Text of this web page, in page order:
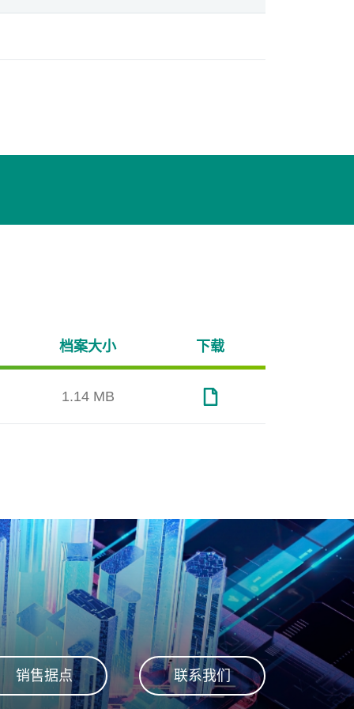
档案大小 下载
1.14 MB
扩展边界、超越极限 与汽车
销售据点 联系我们